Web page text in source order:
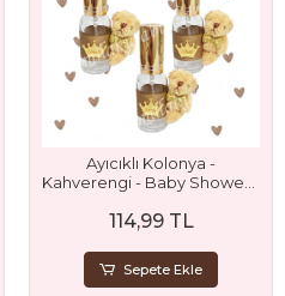
Ayıcıklı Kolonya -
Kahverengi - Baby Shower -
Sünnet ve Mevlit Hediyesi
114,99 TL
Sepete Ekle